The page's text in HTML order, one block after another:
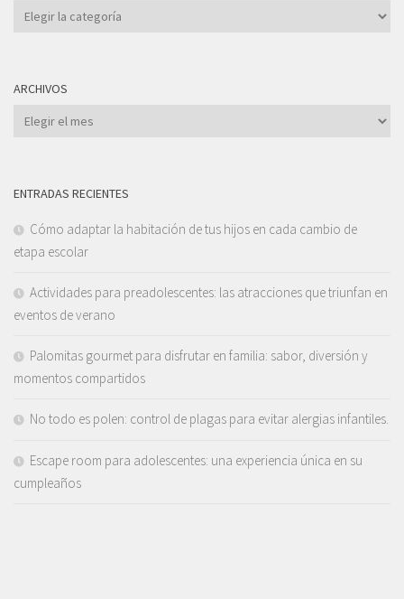
Categorías
ARCHIVOS
Archivos
ENTRADAS RECIENTES
Cómo adaptar la habitación de tus hijos en cada cambio de
etapa escolar
Actividades para preadolescentes: las atracciones que triunfan en
eventos de verano
Palomitas gourmet para disfrutar en familia: sabor, diversión y
momentos compartidos
No todo es polen: control de plagas para evitar alergias infantiles.
Escape room para adolescentes: una experiencia única en su
cumpleaños